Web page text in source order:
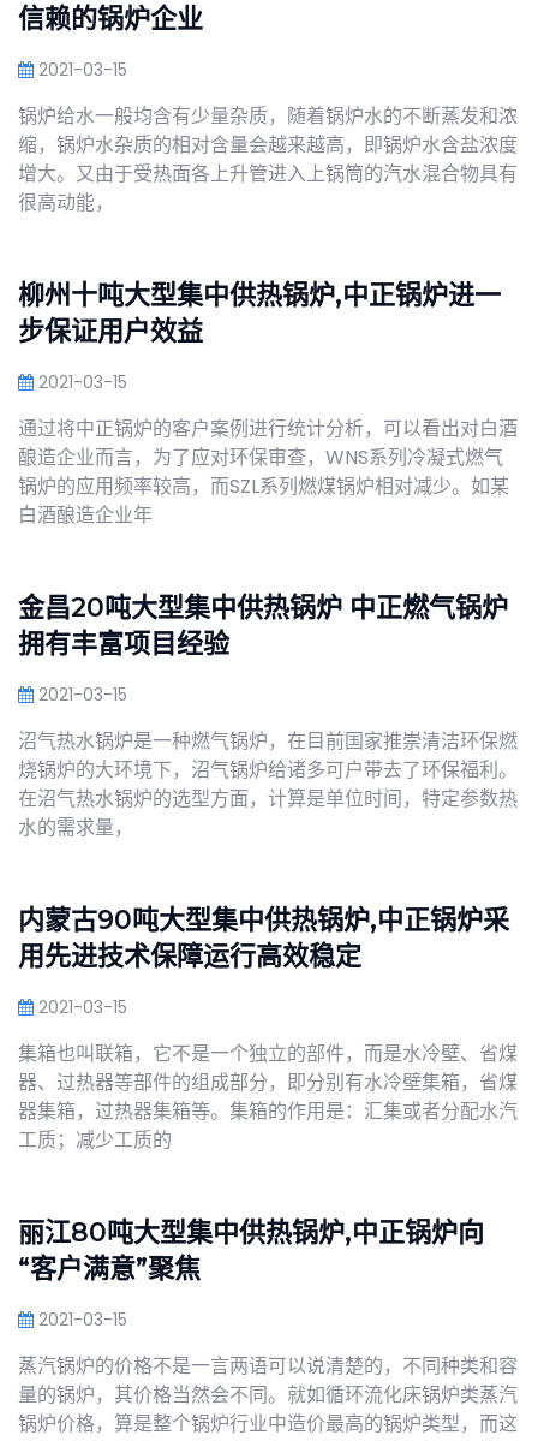
信赖的锅炉企业
2021-03-15
锅炉给水一般均含有少量杂质，随着锅炉水的不断蒸发和浓
缩，锅炉水杂质的相对含量会越来越高，即锅炉水含盐浓度
增大。又由于受热面各上升管进入上锅筒的汽水混合物具有
很高动能，
柳州十吨大型集中供热锅炉,中正锅炉进一
步保证用户效益
2021-03-15
通过将中正锅炉的客户案例进行统计分析，可以看出对白酒
酿造企业而言，为了应对环保审查，WNS系列冷凝式燃气
锅炉的应用频率较高，而SZL系列燃煤锅炉相对减少。如某
白酒酿造企业年
金昌20吨大型集中供热锅炉 中正燃气锅炉
拥有丰富项目经验
2021-03-15
沼气热水锅炉是一种燃气锅炉，在目前国家推崇清洁环保燃
烧锅炉的大环境下，沼气锅炉给诸多可户带去了环保福利。
在沼气热水锅炉的选型方面，计算是单位时间，特定参数热
水的需求量，
内蒙古90吨大型集中供热锅炉,中正锅炉采
用先进技术保障运行高效稳定
2021-03-15
集箱也叫联箱，它不是一个独立的部件，而是水冷壁、省煤
器、过热器等部件的组成部分，即分别有水冷壁集箱，省煤
器集箱，过热器集箱等。集箱的作用是：汇集或者分配水汽
工质；减少工质的
丽江80吨大型集中供热锅炉,中正锅炉向
“客户满意”聚焦
2021-03-15
蒸汽锅炉的价格不是一言两语可以说清楚的，不同种类和容
量的锅炉，其价格当然会不同。就如循环流化床锅炉类蒸汽
锅炉价格，算是整个锅炉行业中造价最高的锅炉类型，而这